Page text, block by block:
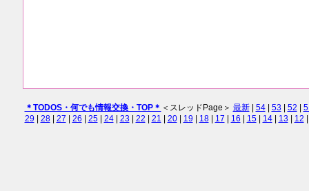
＊TODOS・何でも情報交換・TOP＊ ＜スレッドPage＞ 最新| 54| 53 52
29
28| 27 26 25| 24| 23 22 21 20| 19 18| 17 16 15| 14| 13 12